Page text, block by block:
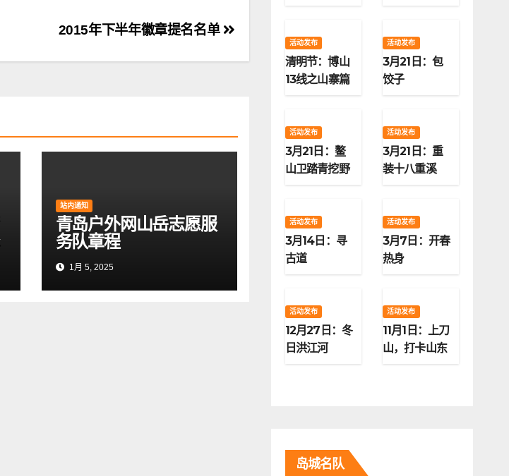
2015年下半年徽章提名名单
站内通知
青岛户外网山岳志愿服
务队章程
1月 5, 2025
活动发布
清明节：博山
13线之山寨篇
活动发布
3月21日：包
饺子
活动发布
3月21日：鳌
山卫踏青挖野
活动发布
3月21日：重
装十八重溪
活动发布
3月14日：寻
古道
活动发布
3月7日：开春
热身
活动发布
12月27日：冬
日洪江河
活动发布
11月1日：上刀
山，打卡山东
岛城名队